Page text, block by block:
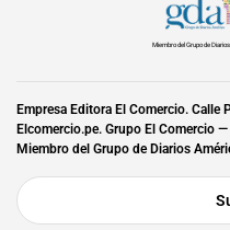
Miembro del Grupo de
Empresa Editora El Comercio.
Elcomercio.pe. Grupo El Comercio
Miembro del Grupo de Diarios